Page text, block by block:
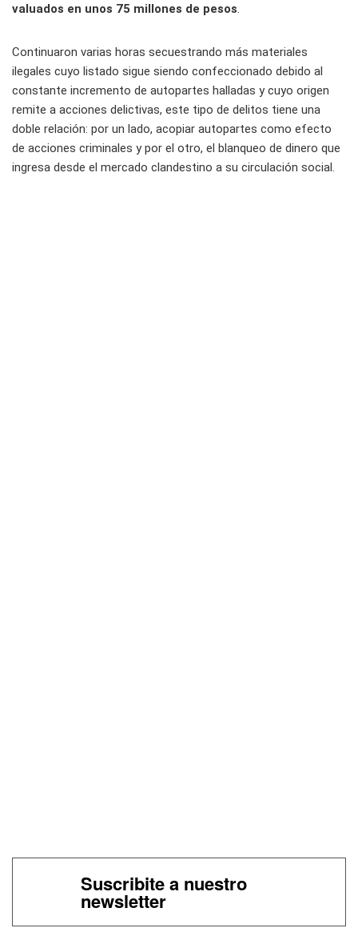
valuados en unos 75 millones de pesos.
Continuaron varias horas secuestrando más materiales
ilegales cuyo listado sigue siendo confeccionado debido al
constante incremento de autopartes halladas y cuyo origen
remite a acciones delictivas, este tipo de delitos tiene una
doble relación: por un lado, acopiar autopartes como efecto
de acciones criminales y por el otro, el blanqueo de dinero que
ingresa desde el mercado clandestino a su circulación social.
Suscribite a nuestro
newsletter